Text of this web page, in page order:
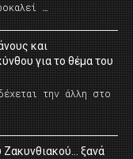
…
και
για το θέμα του
την άλλη στο
Ζακυνθιακού… ξανά